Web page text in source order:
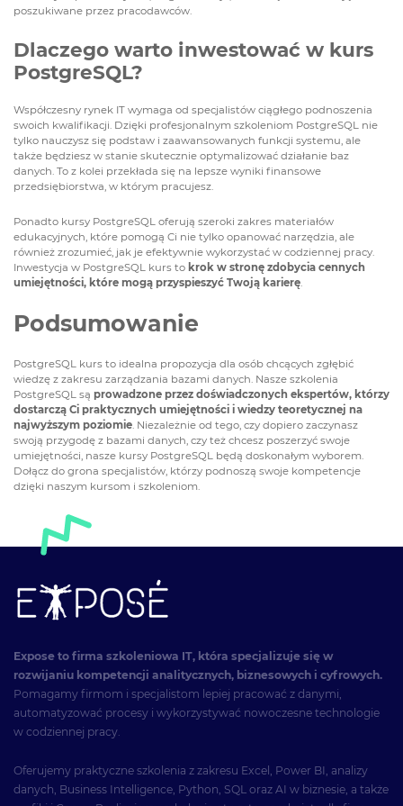
poszukiwane przez pracodawców.
Dlaczego warto inwestować w kurs
PostgreSQL?
Współczesny rynek IT wymaga od specjalistów ciągłego podnoszenia
swoich kwalifikacji. Dzięki profesjonalnym szkoleniom PostgreSQL nie
tylko nauczysz się podstaw i zaawansowanych funkcji systemu, ale
także będziesz w stanie skutecznie optymalizować działanie baz
danych. To z kolei przekłada się na lepsze wyniki finansowe
przedsiębiorstwa, w którym pracujesz.
Ponadto kursy PostgreSQL oferują szeroki zakres materiałów
edukacyjnych, które pomogą Ci nie tylko opanować narzędzia, ale
również zrozumieć, jak je efektywnie wykorzystać w codziennej pracy.
Inwestycja w PostgreSQL kurs to krok w stronę zdobycia cennych
umiejętności, które mogą przyspieszyć Twoją karierę.
Podsumowanie
PostgreSQL kurs to idealna propozycja dla osób chcących zgłębić
wiedzę z zakresu zarządzania bazami danych. Nasze szkolenia
PostgreSQL są prowadzone przez doświadczonych ekspertów, którzy
dostarczą Ci praktycznych umiejętności i wiedzy teoretycznej na
najwyższym poziomie. Niezależnie od tego, czy dopiero zaczynasz
swoją przygodę z bazami danych, czy też chcesz poszerzyć swoje
umiejętności, nasze kursy PostgreSQL będą doskonałym wyborem.
Dołącz do grona specjalistów, którzy podnoszą swoje kompetencje
dzięki naszym kursom i szkoleniom.
Expose to firma szkoleniowa IT, która specjalizuje się w
rozwijaniu kompetencji analitycznych, biznesowych i cyfrowych.
Pomagamy firmom i specjalistom lepiej pracować z danymi,
automatyzować procesy i wykorzystywać nowoczesne technologie
w codziennej pracy.
Oferujemy praktyczne szkolenia z zakresu Excel, Power BI, analizy
danych, Business Intelligence, Python, SQL oraz AI w biznesie, a także